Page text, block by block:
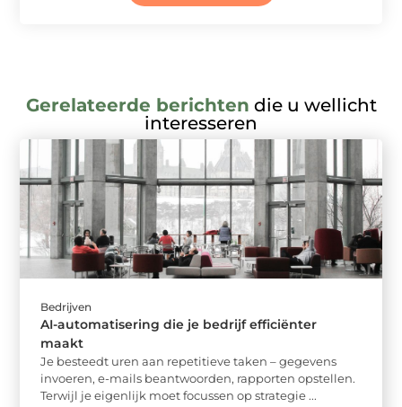
Gerelateerde berichten die u wellicht
interesseren
Bedrijven
AI-automatisering die je bedrijf efficiënter
maakt
Je besteedt uren aan repetitieve taken – gegevens
invoeren, e-mails beantwoorden, rapporten opstellen.
Terwijl je eigenlijk moet focussen op strategie ...